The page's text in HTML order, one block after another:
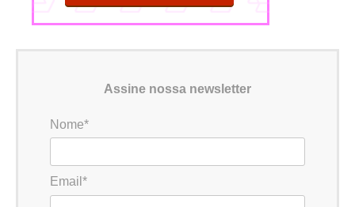
Assine nossa newsletter
Nome*
Email*